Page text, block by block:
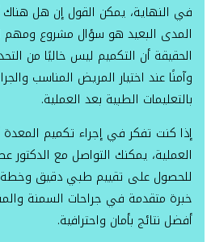
في النهاية، يمكن القول إن هل
المدى البعيد هو سؤال مشروع
الحقيقة أن التكميم ليس خاليًا من
وآمنًا عند اختيار المريض المناسب
بالتعليمات الطبية بعد العملية.
إذا كنت تفكر في إجراء تكميم
العملية، يمكنك التواصل مع الدكتور
للحصول على تقييم طبي دقيق وخطة
خبرة متقدمة في جراحات السمنة
أفضل نتائج بأمان واحترافية.